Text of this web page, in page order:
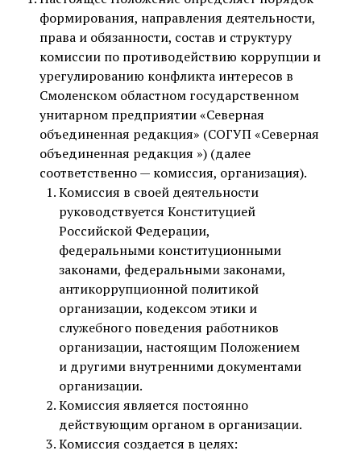
формирования, направления деятельности,
права и обязанности, состав и структуру
комиссии по противодействию коррупции и
урегулированию конфликта интересов в
Смоленском областном государственном
унитарном предприятии «Северная
объединенная редакция» (СОГУП «Северная
объединенная редакция ») (далее
соответственно — комиссия, организация).
Комиссия в своей деятельности
руководствуется Конституцией
Российской Федерации,
федеральными конституционными
законами, федеральными законами,
антикоррупционной политикой
организации, кодексом этики и
служебного поведения работников
организации, настоящим Положением
и другими внутренними документами
организации.
Комиссия является постоянно
действующим органом в организации.
Комиссия создается в целях: